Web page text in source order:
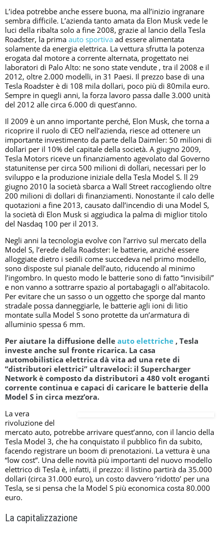
L’idea potrebbe anche essere buona, ma all’inizio ingranare
sembra difficile. L’azienda tanto amata da Elon Musk vede le
luci della ribalta solo a fine 2008, grazie al lancio della Tesla
Roadster, la prima auto sportiva ad essere alimentata
solamente da energia elettrica. La vettura sfrutta la potenza
erogata dal motore a corrente alternata, progettato nei
laboratori di Palo Alto: ne sono state vendute , tra il 2008 e il
2012, oltre 2.000 modelli, in 31 Paesi. Il prezzo base di una
Tesla Roadster è di 108 mila dollari, poco più di 80mila euro.
Sempre in quegli anni, la forza lavoro passa dalle 3.000 unità
del 2012 alle circa 6.000 di quest’anno.
Il 2009 è un anno importante perché, Elon Musk, che torna a
ricoprire il ruolo di CEO nell’azienda, riesce ad ottenere un
importante investimento da parte della Daimler: 50 milioni di
dollari per il 10% del capitale della società. A giugno 2009,
Tesla Motors riceve un finanziamento agevolato dal Governo
statunitense per circa 500 milioni di dollari, necessari per lo
sviluppo e la produzione iniziale della Tesla Model S. ll 29
giugno 2010 la società sbarca a Wall Street raccogliendo oltre
200 milioni di dollari di finanziamenti. Nonostante il calo delle
quotazioni a fine 2013, causato dall’incendio di una Model S,
la società di Elon Musk si aggiudica la palma di miglior titolo
del Nasdaq 100 per il 2013.
Negli anni la tecnologia evolve con l’arrivo sul mercato della
Model S, l’erede della Roadster: le batterie, anziché essere
alloggiate dietro i sedili come succedeva nel primo modello,
sono disposte sul pianale dell’auto, riducendo al minimo
l’ingombro. In questo modo le batterie sono di fatto “invisibili”
e non vanno a sottrarre spazio al portabagagli o all’abitacolo.
Per evitare che un sasso o un oggetto che sporge dal manto
stradale possa danneggiarle, le batterie agli ioni di litio
montate sulla Model S sono protette da un’armatura di
alluminio spessa 6 mm.
Per aiutare la diffusione delle auto elettriche , Tesla
investe anche sul fronte ricarica. La casa
automobilistica elettrica dà vita ad una rete di
“distributori elettrici” ultraveloci: il Supercharger
Network è composto da distributori a 480 volt eroganti
corrente continua e capaci di caricare le batterie della
Model S in circa mezz’ora.
La vera
rivoluzione del
mercato auto, potrebbe arrivare quest’anno, con il lancio della
Tesla Model 3, che ha conquistato il pubblico fin da subito,
facendo registrare un boom di prenotazioni. La vettura è una
“low cost”. Una delle novità più importanti del nuovo modello
elettrico di Tesla è, infatti, il prezzo: il listino partirà da 35.000
dollari (circa 31.000 euro), un costo davvero ‘ridotto’ per una
Tesla, se si pensa che la Model S più economica costa 80.000
euro.
La capitalizzazione